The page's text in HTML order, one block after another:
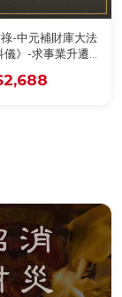
祿-中元補財庫大法
》-求事業升遷及